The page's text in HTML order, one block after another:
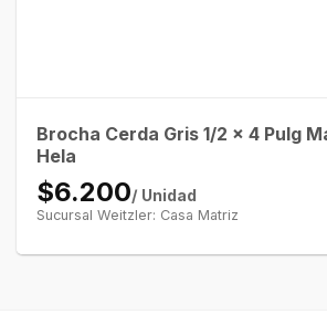
Brocha Cerda Gris 1/2 x 4 Pulg
Hela
$6.200/ Unidad
Sucursal Weitzler: Casa Matriz